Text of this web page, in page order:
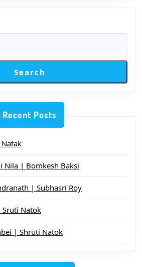
Search
Recent Posts
Nila | Bomkesh Baksi
| Subhasri Roy
Sruti Natok
| Shruti Natok